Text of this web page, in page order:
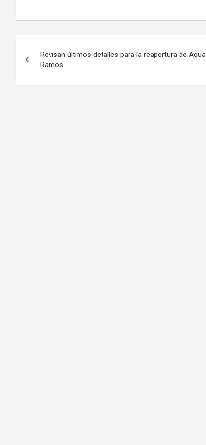
de
entradas
Revisan últimos detalles para la reapertura de Aqua
Ramos